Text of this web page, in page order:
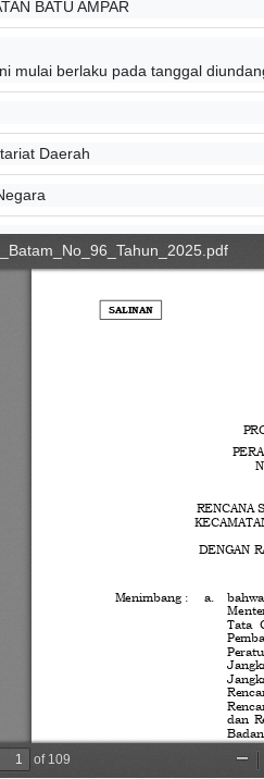
BATU AMPAR
mulai berlaku pada tanggal
Daerah